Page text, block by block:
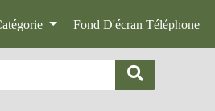
Fond D'écran Téléphone